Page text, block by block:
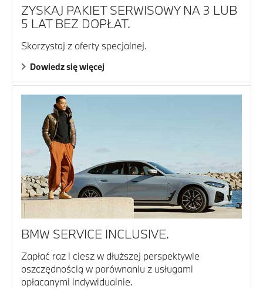
ZYSKAJ PAKIET SERWISOWY NA 3 LUB
5 LAT BEZ DOPŁAT.
Skorzystaj z oferty specjalnej.
Dowiedz się więcej
BMW SERVICE INCLUSIVE.
Zapłać raz i ciesz w dłuższej perspektywie
oszczędnością w porównaniu z usługami
opłacanymi indywidualnie.